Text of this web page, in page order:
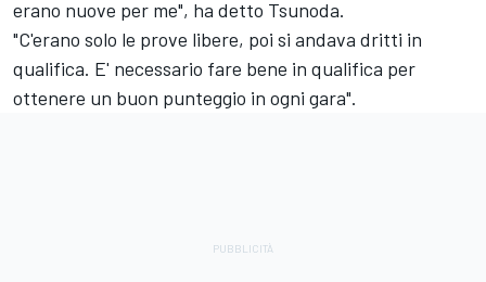
erano nuove per me", ha detto Tsunoda.
"C'erano solo le prove libere, poi si andava dritti in
qualifica. E' necessario fare bene in qualifica per
ottenere un buon punteggio in ogni gara".